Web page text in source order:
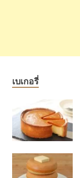
เบเกอรี่